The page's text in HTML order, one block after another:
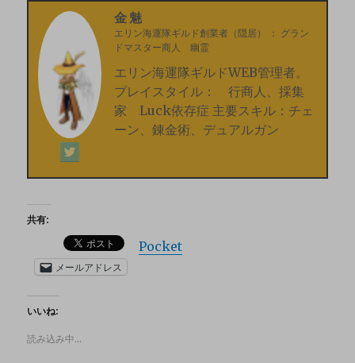
金魅
エリン海運隊ギルド創業者（隠居） ： グラン
ドマスター商人 幽霊
エリン海運隊ギルドWEB管理者。
プレイスタイル： 行商人、採集
家 Luck依存症 主要スキル：チェ
ーン、錬金術、デュアルガン
共有:
Pocket
メールアドレス
いいね:
読み込み中…